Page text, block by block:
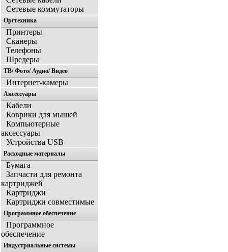
Сетевые коммутаторы
Оргтехника
Принтеры
Сканеры
Телефоны
Шредеры
ТВ/ Фото/ Аудио/ Видео
Интернет-камеры
Аксессуары
Кабели
Коврики для мышей
Компьютерные
аксессуары
Устройства USB
Расходные материалы
Бумага
Запчасти для ремонта
картриджей
Картриджи
Картриджи совместимые
Программное обеспечение
Программное
обеспечение
Индустриальные системы